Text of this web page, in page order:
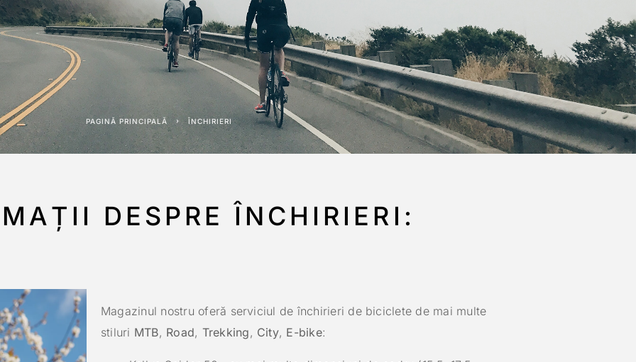
PAGINĂ PRINCIPALĂ ÎNCHIRIERI
DESPRE ÎNCHIRIERI:
Magazinul nostru oferă serviciul de închirieri de biciclete de mai multe
stiluri MTB, Road, Trekking, City, E-bike: